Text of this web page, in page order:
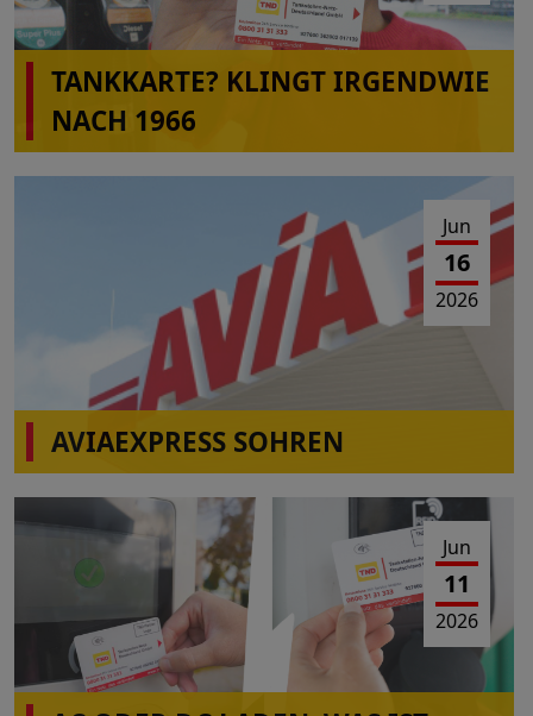
TANKKARTE? KLINGT IRGENDWIE
NACH 1966
Jun
16
2026
AVIAEXPRESS SOHREN
Einschränkungen Tankbetrieb am 23.06.2026 von
10:00-16:00 Uhr
Jun
11
2026